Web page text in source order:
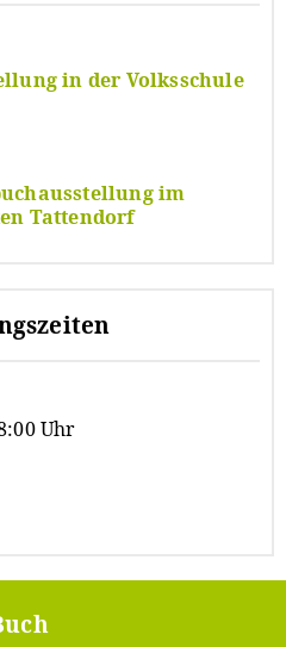
in der Volksschule
im
Tattendorf
Uhr